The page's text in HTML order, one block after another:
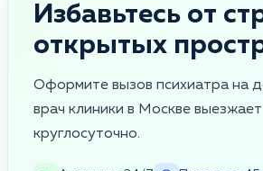
Избавьтесь от
открытых
Оформите вызов психиатра на
врач клиники в Москве выезжает
круглосуточно.